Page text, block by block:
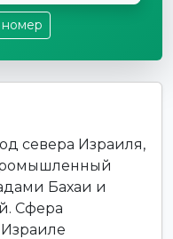
номер
севера Израиля,
Бахаи и
Сфера